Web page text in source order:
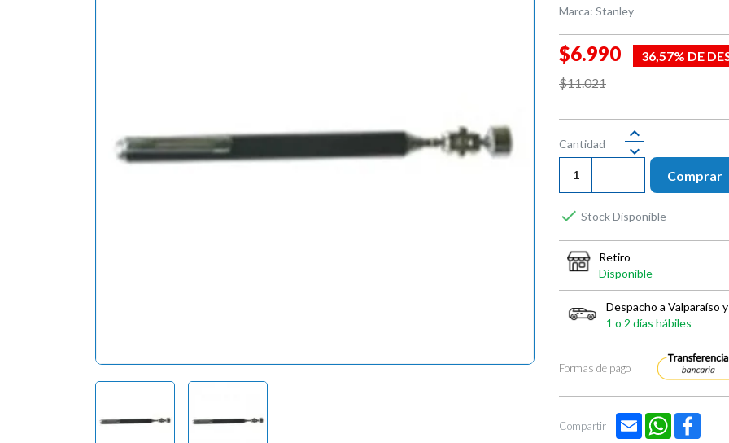
Marca: Stanley
$6.990
36,57% DE
$11.021
Cantidad
Comprar
 Stock Disponible
Retiro
Disponible
Despacho a Valparaíso
1 o 2 días hábiles
Formas de pago
Compartir Email WhatsApp